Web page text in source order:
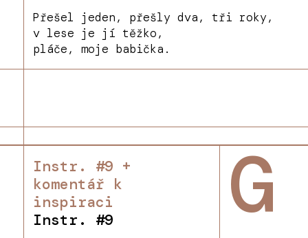
Přešel jeden, přešly dva, tři roky,
v lese je jí těžko,
pláče, moje babička.
Instr. #9 +
komentář k
inspiraci
Instr. #9
G